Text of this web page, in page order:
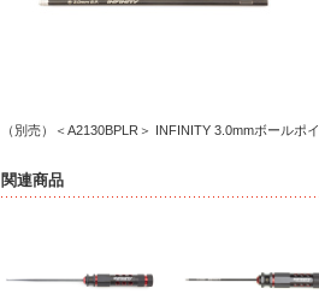
（別売）＜A2130BPLR＞ INFINITY 3.0mmボールポ
関連商品